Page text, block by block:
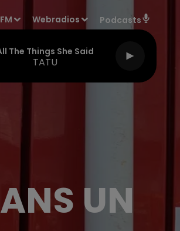
Webradios Podcasts
The Things She Said
TATU
UN